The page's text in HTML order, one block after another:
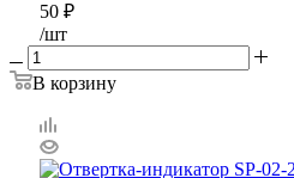
50 ₽
/шт
В корзину